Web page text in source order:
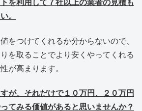
を利用して７社以上の業者の見積も
。
をつけてくれるか分からないので、
を取ることでより安くやってくれる
が高まります。
が、それだけで１０万円、２０万円
てみる価値があると思いませんか？